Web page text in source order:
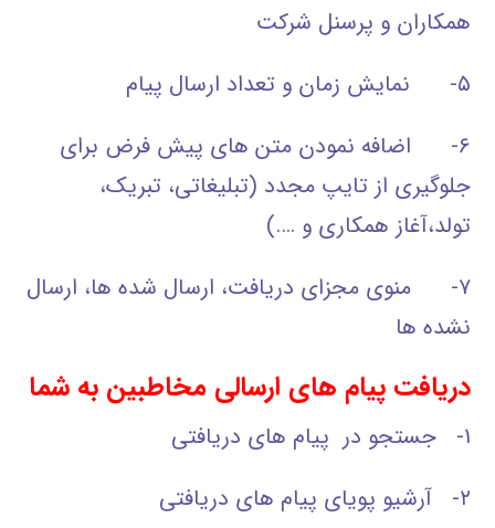
همکاران و پرسنل شرکت
۵- نمایش زمان و تعداد ارسال پیام
۶- اضافه نمودن متن های پیش فرض برای
جلوگیری از تایپ مجدد (تبلیغاتی، تبریک،
تولد،آغاز همکاری و ….)
۷- منوی مجزای دریافت، ارسال شده ها، ارسال
نشده ها
دریافت پیام های ارسالی مخاطبین به شما
۱- جستجو در پیام های دریافتی
۲- آرشیو پویای پیام های دریافتی